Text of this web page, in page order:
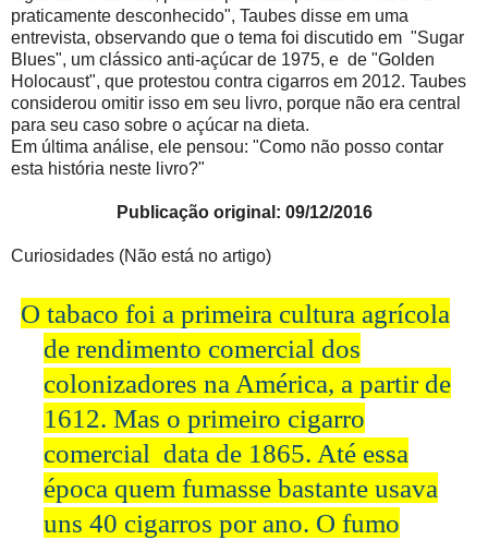
praticamente desconhecido", Taubes disse em uma
entrevista, observando que o tema foi discutido em "Sugar
Blues", um clássico anti-açúcar de 1975, e de "Golden
Holocaust", que protestou contra cigarros em 2012. Taubes
considerou omitir isso em seu livro, porque não era central
para seu caso sobre o açúcar na dieta.
Em última análise, ele pensou: "Como não posso contar
esta história neste livro?"
Publicação original: 09/12/2016
Curiosidades (Não está no artigo)
O tabaco foi a primeira cultura agrícola
de rendimento comercial dos
colonizadores na América, a partir de
1612. Mas o primeiro cigarro
comercial data de 1865. Até essa
época quem fumasse bastante usava
uns 40 cigarros por ano. O fumo